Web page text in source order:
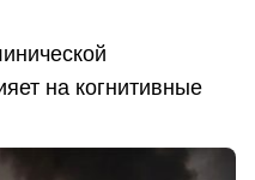
на когнитивные